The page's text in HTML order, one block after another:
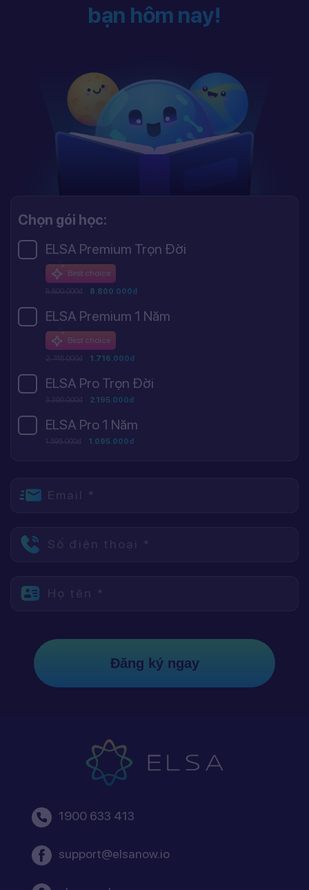
bạn hôm nay!
Chọn gói học:
ELSA Premium Trọn Đời
Best choice
8.800.000đ 8.800.000đ
ELSA Premium 1 Năm
Best choice
2.745.000đ 1.716.000đ
ELSA Pro Trọn Đời
3.395.000đ 2.195.000đ
ELSA Pro 1 Năm
1.595.000đ 1.095.000đ
Email *
Số điện thoại *
Họ tên *
Đăng ký ngay
1900 633 413
support@elsanow.io